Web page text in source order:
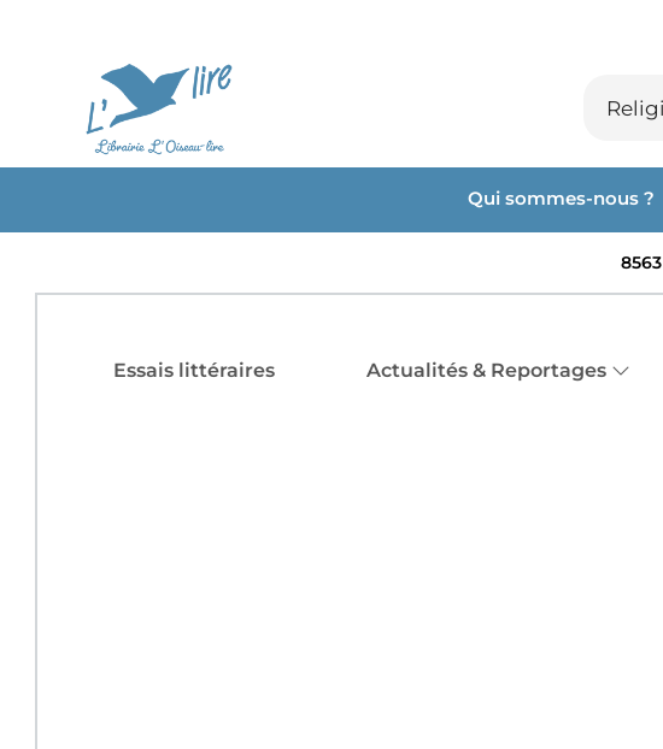
Qui sommes-nous ?
8563
Essais littéraires
Actualités & Reportages